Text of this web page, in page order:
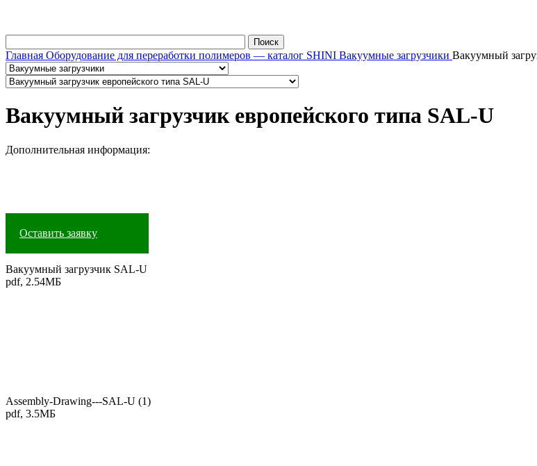
Главная Оборудование для переработки полимеров — каталог SHINI Вакуумные загрузчики Вакуумный
Вакуумный загрузчик европейского типа SAL-U
Дополнительная информация:
Оставить заявку
Вакуумный загрузчик SAL-U
pdf, 2.54МБ
Assembly-Drawing---SAL-U (1)
pdf, 3.5МБ